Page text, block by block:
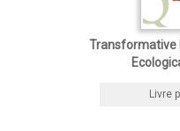
Transformative
Livre